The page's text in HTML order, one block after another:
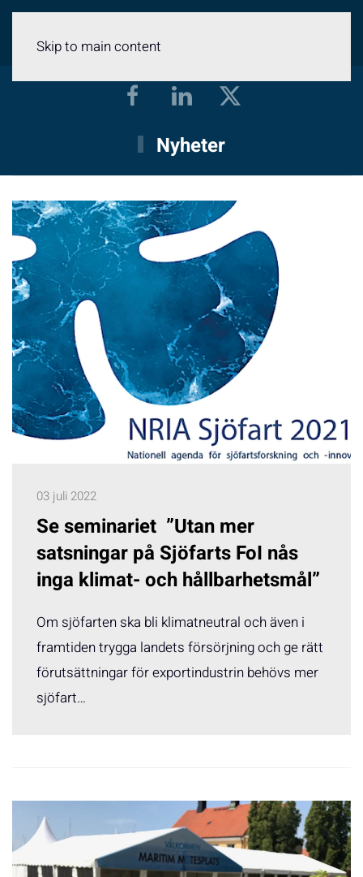
Skip to main content
Nyheter
03 juli 2022
Se seminariet ”Utan mer
satsningar på Sjöfarts FoI nås
inga klimat- och hållbarhetsmål”
Om sjöfarten ska bli klimatneutral och även i
framtiden trygga landets försörjning och ge rätt
förutsättningar för exportindustrin behövs mer
sjöfart…